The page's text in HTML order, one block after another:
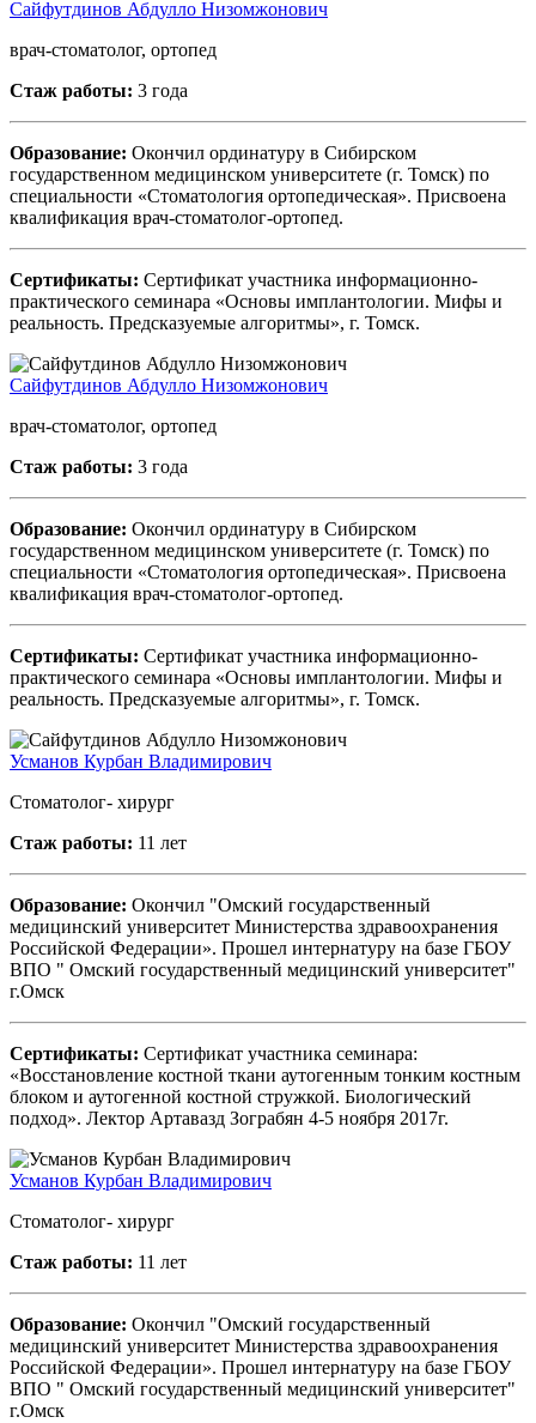
Сайфутдинов Абдулло Низомжонович
врач-стоматолог, ортопед
Стаж работы: 3 года
Образование: Окончил ординатуру в Сибирском
государственном медицинском университете (г. Томск) по
специальности «Стоматология ортопедическая». Присвоена
квалификация врач-стоматолог-ортопед.
Сертификаты: Сертификат участника информационно-
практического семинара «Основы имплантологии. Мифы и
реальность. Предсказуемые алгоритмы», г. Томск.
Сайфутдинов Абдулло Низомжонович
врач-стоматолог, ортопед
Стаж работы: 3 года
Образование: Окончил ординатуру в Сибирском
государственном медицинском университете (г. Томск) по
специальности «Стоматология ортопедическая». Присвоена
квалификация врач-стоматолог-ортопед.
Сертификаты: Сертификат участника информационно-
практического семинара «Основы имплантологии. Мифы и
реальность. Предсказуемые алгоритмы», г. Томск.
Усманов Курбан Владимирович
Стоматолог- хирург
Стаж работы: 11 лет
Образование: Окончил "Омский государственный
медицинский университет Министерства здравоохранения
Российской Федерации». Прошел интернатуру на базе ГБОУ
ВПО " Омский государственный медицинский университет"
г.Омск
Сертификаты: Сертификат участника семинара:
«Восстановление костной ткани аутогенным тонким костным
блоком и аутогенной костной стружкой. Биологический
подход». Лектор Артавазд Зограбян 4-5 ноября 2017г.
Усманов Курбан Владимирович
Стоматолог- хирург
Стаж работы: 11 лет
Образование: Окончил "Омский государственный
медицинский университет Министерства здравоохранения
Российской Федерации». Прошел интернатуру на базе ГБОУ
ВПО " Омский государственный медицинский университет"
г.Омск